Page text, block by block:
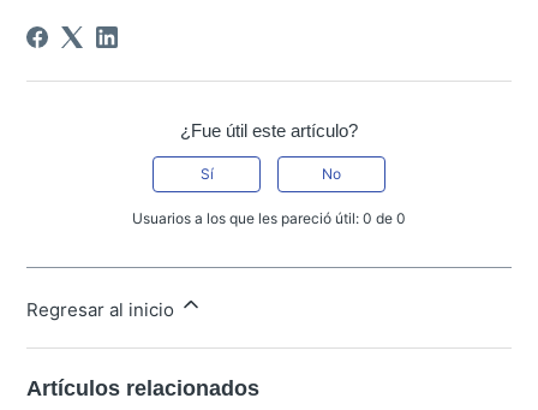
¿Fue útil este artículo?
Sí No
Usuarios a los que les pareció útil: 0 de 0
Regresar al inicio
Artículos relacionados